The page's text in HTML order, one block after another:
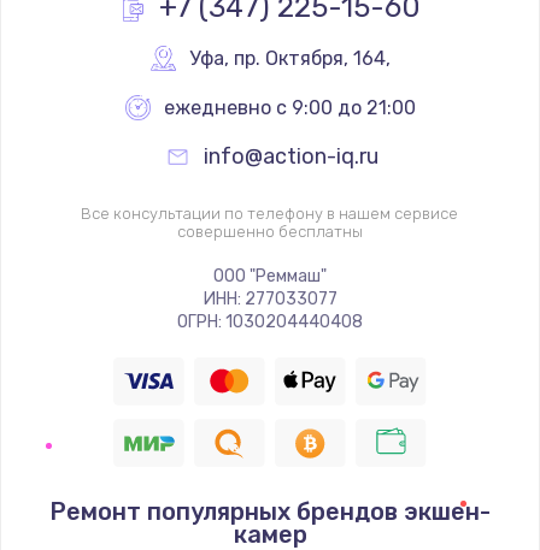
Замена реле
700 руб.
Заказать
Замена ТЭНа
Заказать
Замена шнура
Заказать
Уфа, пр. Октября, 164,
ежедневно с 9:00 до 21:00
info@action-iq.ru
Все консультации по телефону в нашем сервисе
совершенно бесплатны
ООО "Реммаш"
ИНН: 277033077
ОГРН: 1030204440408
Ремонт популярных брендов экшен-
камер